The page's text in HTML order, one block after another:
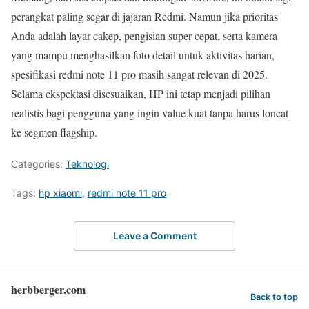
perangkat paling segar di jajaran Redmi. Namun jika prioritas
Anda adalah layar cakep, pengisian super cepat, serta kamera
yang mampu menghasilkan foto detail untuk aktivitas harian,
spesifikasi redmi note 11 pro masih sangat relevan di 2025.
Selama ekspektasi disesuaikan, HP ini tetap menjadi pilihan
realistis bagi pengguna yang ingin value kuat tanpa harus loncat
ke segmen flagship.
Categories: Teknologi
Tags: hp xiaomi, redmi note 11 pro
Leave a Comment
herbberger.com Back to top